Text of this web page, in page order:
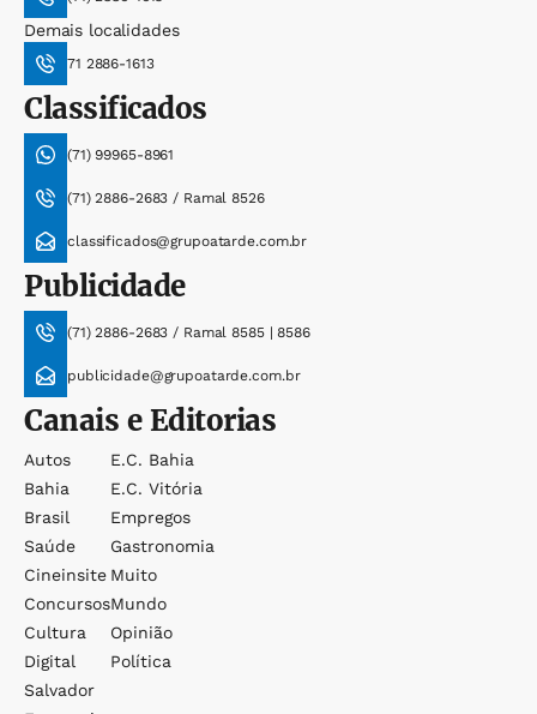
Demais localidades
71 2886-1613
Classificados
(71) 99965-8961
(71) 2886-2683 / Ramal 8526
classificados@grupoatarde.com.br
Publicidade
(71) 2886-2683 / Ramal 8585 | 8586
publicidade@grupoatarde.com.br
Canais e Editorias
Autos
Bahia
Brasil
Saúde
Cineinsite
Concursos
Cultura
Digital
Salvador
E.c. Bahia
E.c. Vitória
Empregos
Gastronomia
Muito
Mundo
Opinião
Política